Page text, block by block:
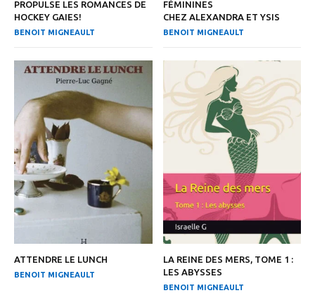
PROPULSE LES ROMANCES DE
HOCKEY GAIES!
BENOIT MIGNEAULT
FÉMININES
CHEZ ALEXANDRA ET YSIS
BENOIT MIGNEAULT
ATTENDRE LE LUNCH
BENOIT MIGNEAULT
LA REINE DES MERS, TOME 1 :
LES ABYSSES
BENOIT MIGNEAULT